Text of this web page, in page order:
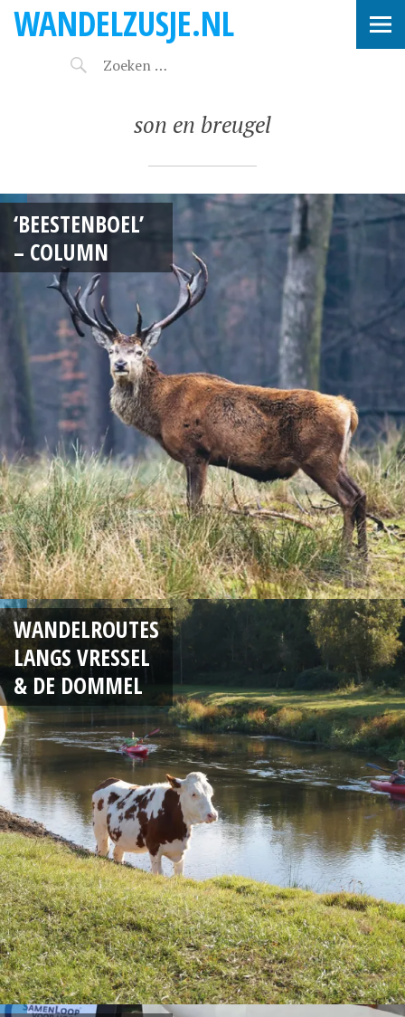
WANDELZUSJE.NL
son en breugel
‘BEESTENBOEL’
– COLUMN
WANDELROUTES
LANGS VRESSEL
& DE DOMMEL